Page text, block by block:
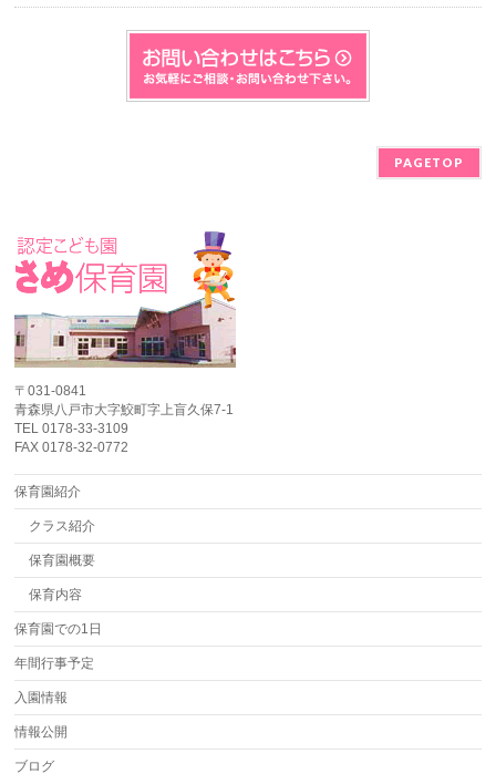
PAGETOP
〒031-0841
青森県八戸市大字鮫町字上盲久保7-1
TEL 0178-33-3109
FAX 0178-32-0772
保育園紹介
クラス紹介
保育園概要
保育内容
保育園での1日
年間行事予定
入園情報
情報公開
ブログ